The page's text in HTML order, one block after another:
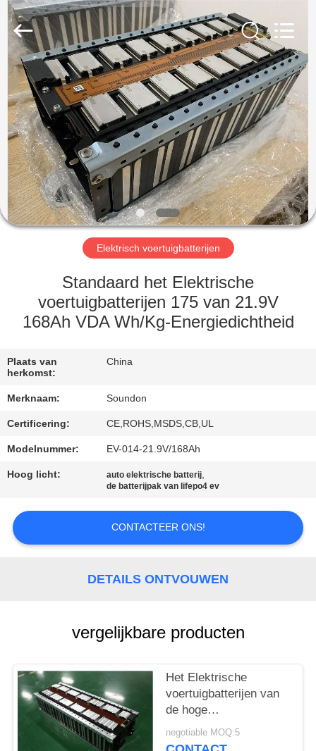
HUIS
PRODUCTEN
VR-
SHOW
ONGEVEER
FABRIEKSREIS
VERZOEK
OM EEN
SITEMAP
PRIVACYBELEID
New
Energy
Technology
Co,.Ltd..
Rights
Reserved.
Elektrisch voertuigbatterijen
Standaard het Elektrische
voertuigbatterijen 175 van 21.9V
168Ah VDA Wh/Kg-Energiedichtheid
Plaats van
herkomst:
China
Merknaam: Soundon
Certificering: CE,ROHS,MSDS,CB,UL
Modelnummer: EV-014-21.9V/168Ah
Hoog licht: auto elektrische batterij,
de batterijpak van lifepo4 ev
CONTACTEER ONS!
DETAILS ONTVOUWEN
vergelijkbare producten
Het Elektrische
voertuigbatterijen van
de hoge
Energiedichtheid
29.2V128Ah voor Auto,
negotiable MOQ:5